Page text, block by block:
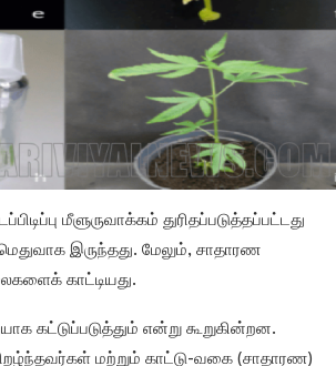
மீளுருவாக்கம் துரிதப்படுத்தப்பட்டது
இருந்தது. மேலும், சாதாரண
காட்டியது.
கட்டுப்படுத்தும் என்று கூறுகின்றன.
மற்றும் காட்டு-வகை (சாதாரண)